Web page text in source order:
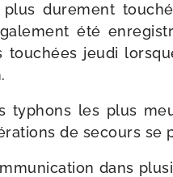
plus dure­ment
été
tou­chées jeu­di
typhons les plus
de secours se
dans